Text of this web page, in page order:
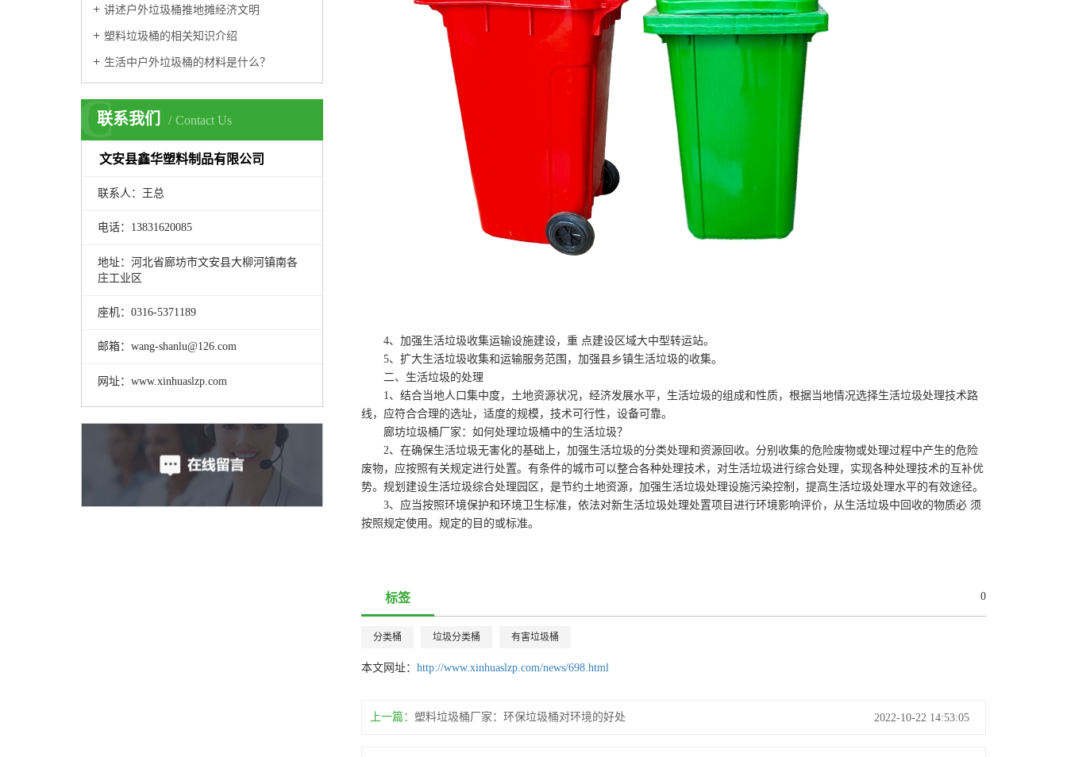
讲述户外垃圾桶推地摊经济文明
塑料垃圾桶的相关知识介绍
生活中户外垃圾桶的材料是什么？
联系我们 Contact Us
C
文安县鑫华塑料制品有限公司
联系人：王总
电话：13831620085
地址：河北省廊坊市文安县大柳河镇南各
庄工业区
座机：0316-5371189
邮箱：wang-shanlu@126.com
网址：www.xinhuaslzp.com
4、加强生活垃圾收集运输设施建设，重 点建设区域大中型转运站。
5、扩大生活垃圾收集和运输服务范围，加强县乡镇生活垃圾的收集。
二、生活垃圾的处理
1、结合当地人口集中度，土地资源状况，经济发展水平，生活垃圾的组成和性质，根据当地情况选择生活垃圾处理技术路
线，应符合合理的选址，适度的规模，技术可行性，设备可靠。
廊坊垃圾桶厂家：如何处理垃圾桶中的生活垃圾？
2、在确保生活垃圾无害化的基础上，加强生活垃圾的分类处理和资源回收。分别收集的危险废物或处理过程中产生的危险
废物，应按照有关规定进行处置。有条件的城市可以整合各种处理技术，对生活垃圾进行综合处理，实现各种处理技术的互补优
势。规划建设生活垃圾综合处理园区，是节约土地资源，加强生活垃圾处理设施污染控制，提高生活垃圾处理水平的有效途径。
3、应当按照环境保护和环境卫生标准，依法对新生活垃圾处理处置项目进行环境影响评价，从生活垃圾中回收的物质必 须
按照规定使用。规定的目的或标准。
标签 0
分类桶 垃圾分类桶 有害垃圾桶
本文网址： http://www.xinhuaslzp.com/news/698.html
上一篇： 塑料垃圾桶厂家：环保垃圾桶对环境的好处 2022-10-22 14:53:05